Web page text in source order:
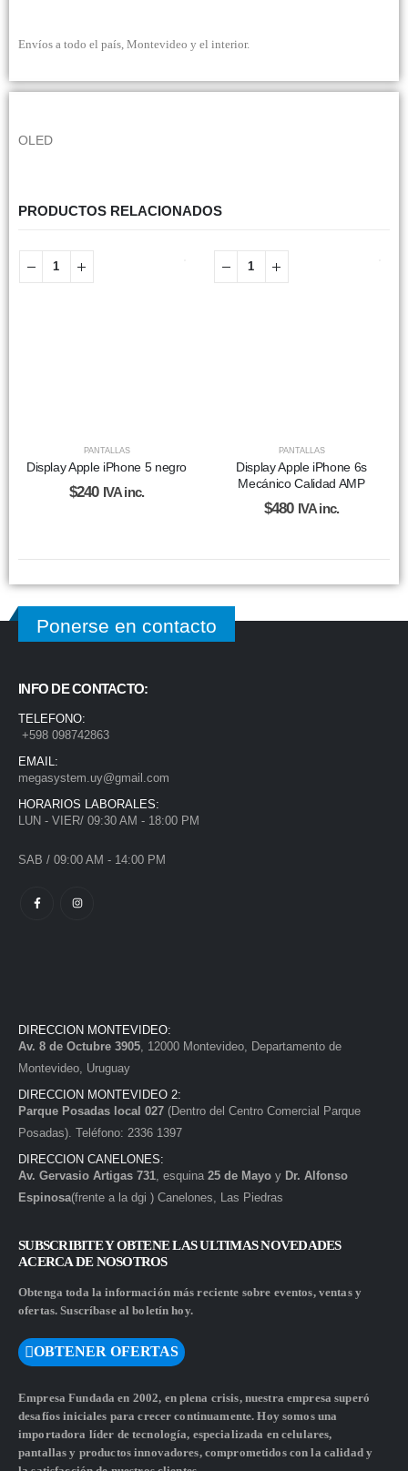
Envíos a todo el país, Montevideo y el interior.
OLED
PRODUCTOS RELACIONADOS
PANTALLAS
Display Apple iPhone 5 negro
$240 IVA inc.
PANTALLAS
Display Apple iPhone 6s
Mecánico Calidad AMP
$480 IVA inc.
Ponerse en contacto
INFO DE CONTACTO:
TELEFONO:
+598 098742863
EMAIL:
megasystem.uy@gmail.com
HORARIOS LABORALES:
LUN - VIER/ 09:30 AM - 18:00 PM
SAB / 09:00 AM - 14:00 PM
DIRECCION MONTEVIDEO:
Av. 8 de Octubre 3905 , 12000 Montevideo, Departamento de
Montevideo, Uruguay
DIRECCION MONTEVIDEO 2:
Parque Posadas local 027 (Dentro del Centro Comercial Parque
Posadas). Teléfono: 2336 1397
DIRECCION CANELONES:
Av. Gervasio Artigas 731 , esquina 25 de Mayo y Dr. Alfonso
Espinosa(frente a la dgi ) Canelones, Las Piedras
SUBSCRIBITE Y OBTENE LAS ULTIMAS NOVEDADES
ACERCA DE NOSOTROS
Obtenga toda la información más reciente sobre eventos, ventas y
ofertas. Suscríbase al boletín hoy.
OBTENER OFERTAS
Empresa Fundada en 2002, en plena crisis, nuestra empresa superó
desafíos iniciales para crecer continuamente. Hoy somos una
importadora líder de tecnología, especializada en celulares,
pantallas y productos innovadores, comprometidos con la calidad y